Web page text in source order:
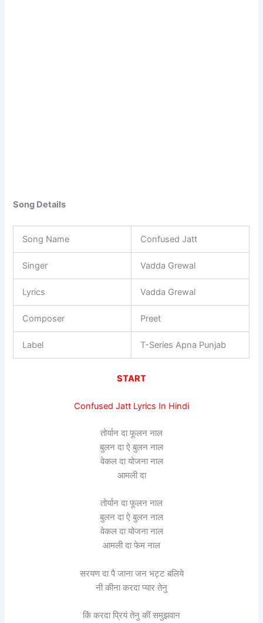
Song Details
Song Name Confused Jatt
Singer Vadda Grewal
Lyrics Vadda Grewal
Composer Preet
Label T-Series Apna Punjab
START
Confused Jatt Lyrics In Hindi
तोर्यान दा फूलन नाल
बुलन दा ऐ बुलन नाल
वेकल दा योजना नाल
आमली दा
तोर्यान दा फूलन नाल
बुलन दा ऐ बुलन नाल
वेकल दा योजना नाल
आमली दा फेम नाल
सरयण दा पै जाना जन भट्ट बलिये
नी कीना करदा प्यार तेनु
किं करदा प्रियं तेनु कीं समुझवान